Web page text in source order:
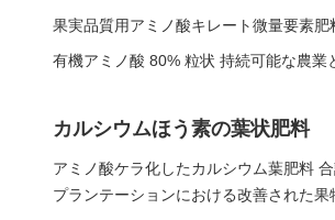
果実品質用アミノ酸キレート微量要素肥
有機アミノ酸 80% 粒状 持続可能な農業
カルシウムほう素の葉状肥料
アミノ酸ケラ化したカルシウム葉肥料
プランテーションにおける改善された